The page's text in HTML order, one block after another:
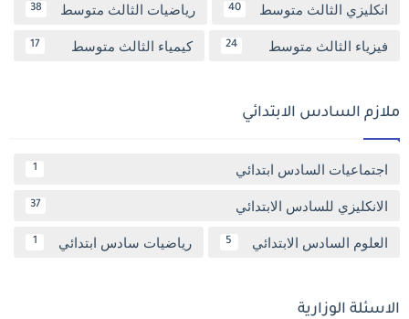
انكليزي الثالث متوسط 40 رياضيات الثالث متوسط 38
فيزياء الثالث متوسط 24 كيمياء الثالث متوسط 17
ملازم السادس الابتدائي
اجتماعيات السادس ابتدائي 1
الانكليزي للسادس الابتدائي 37
العلوم السادس الابتدائي 5 رياضيات سادس ابتدائي 1
الاسئلة الوزارية